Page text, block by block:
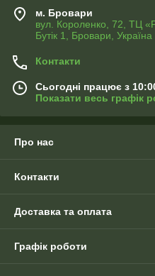
м. Бровари
вул. Короленко, 72, ТЦ
Бутік 1, Бровари, Україна
Контакти
Сьогодні працює з
Показати весь графік
Про нас
Контакти
Доставка та оплата
Графік роботи